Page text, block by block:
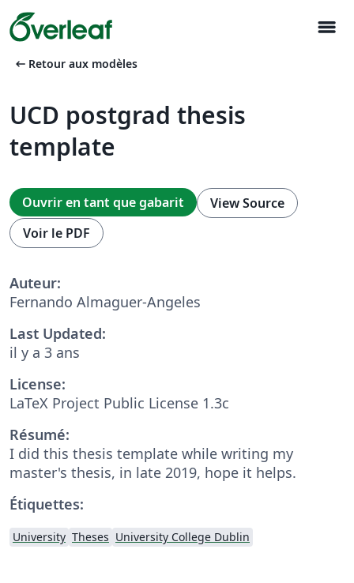
menu
arrow_left_alt Retour aux modèles
UCD postgrad thesis
template
Ouvrir en tant que gabarit
View Source
Voir le PDF
Auteur:
Fernando Almaguer-Angeles
Last Updated:
il y a 3 ans
License:
LaTeX Project Public License 1.3c
Résumé:
I did this thesis template while writing my
master's thesis, in late 2019, hope it helps.
Étiquettes:
University Theses University College Dublin